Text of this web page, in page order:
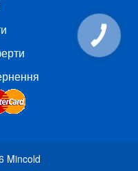
Mincold
КНОПКА
СВЯЗИ